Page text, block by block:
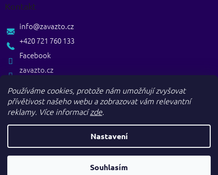
Používáme cookies, protože nám umožňují zvyšovat
přívětivost našeho webu a zobrazovat vám relevantní
reklamy. Více informacízde.
Nastavení
Souhlasím
Kontakt
zavazto.cz
info@zavazto.cz
+420 721 760 133
Facebook
Vytvořil Shoptet
Zavazto.cz. Všechna práva vyhrazena.